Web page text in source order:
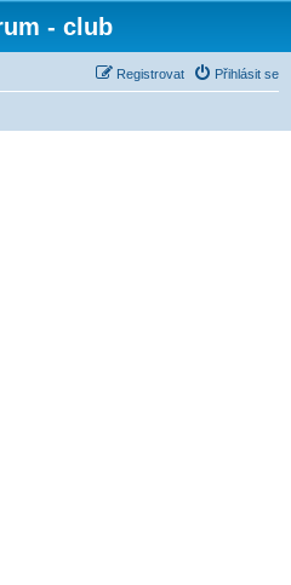
- club
Přihlásit se
Registrovat